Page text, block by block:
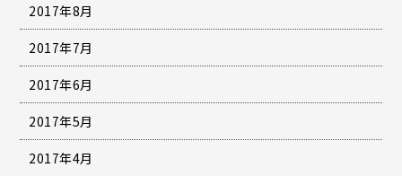
2017年8月
2017年7月
2017年6月
2017年5月
2017年4月